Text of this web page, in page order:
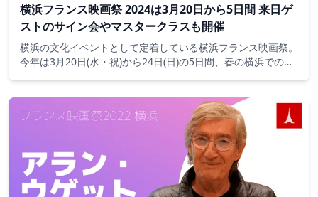
横浜フランス映画祭 2024は3月20日から5日間 来日ゲ
ストのサイン会やマスタークラスも開催
横浜の文化イベントとして定着している横浜フランス映画祭。
今年は3月20日(水・祝)から24日(日)の5日間、春の横浜での開